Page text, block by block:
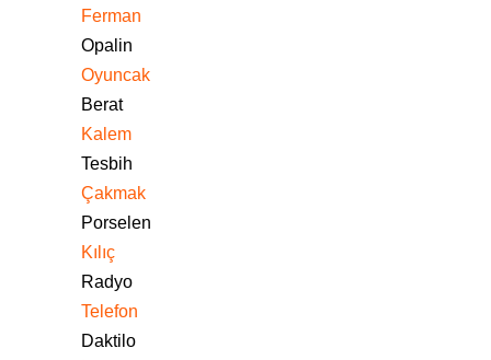
Ferman
Opalin
Oyuncak
Berat
Kalem
Tesbih
Çakmak
Porselen
Kılıç
Radyo
Telefon
Daktilo